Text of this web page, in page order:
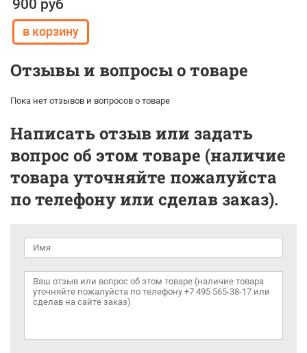
900 руб
Отзывы и вопросы о товаре
Пока нет отзывов и вопросов о товаре
Написать отзыв или задать
вопрос об этом товаре (наличие
товара уточняйте пожалуйста
по телефону или сделав заказ).